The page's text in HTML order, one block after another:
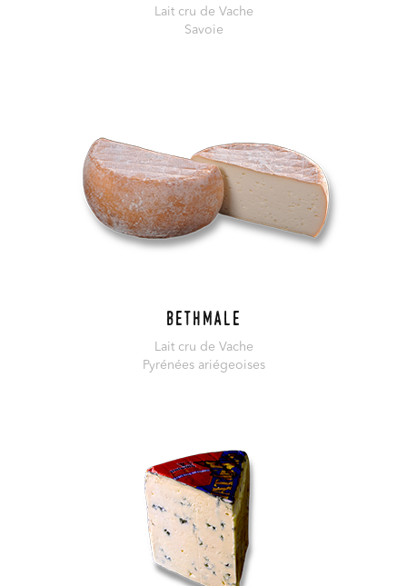
Lait cru de Vache
Savoie
Bethmale
Lait cru de Vache
Pyrénées ariégeoises